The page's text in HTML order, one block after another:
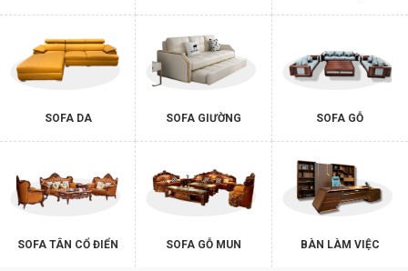
SOFA DA SOFA GIƯỜNG SOFA GỖ
SOFA TÂN CỔ ĐIỂN SOFA GỖ MUN BÀN LÀM VIỆC